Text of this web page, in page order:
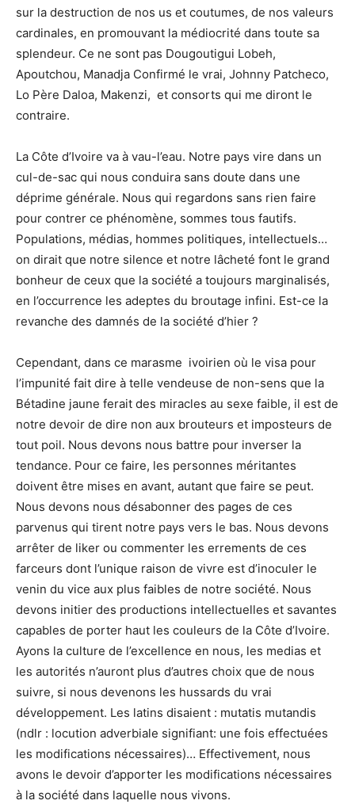
sur la destruction de nos us et coutumes, de nos valeurs
cardinales, en promouvant la médiocrité dans toute sa
splendeur. Ce ne sont pas Dougoutigui Lobeh,
Apoutchou, Manadja Confirmé le vrai, Johnny Patcheco,
Lo Père Daloa, Makenzi, et consorts qui me diront le
contraire.
La Côte d’Ivoire va à vau-l’eau. Notre pays vire dans un
cul-de-sac qui nous conduira sans doute dans une
déprime générale. Nous qui regardons sans rien faire
pour contrer ce phénomène, sommes tous fautifs.
Populations, médias, hommes politiques, intellectuels…
on dirait que notre silence et notre lâcheté font le grand
bonheur de ceux que la société a toujours marginalisés,
en l’occurrence les adeptes du broutage infini. Est-ce la
revanche des damnés de la société d’hier ?
Cependant, dans ce marasme ivoirien où le visa pour
l’impunité fait dire à telle vendeuse de non-sens que la
Bétadine jaune ferait des miracles au sexe faible, il est de
notre devoir de dire non aux brouteurs et imposteurs de
tout poil. Nous devons nous battre pour inverser la
tendance. Pour ce faire, les personnes méritantes
doivent être mises en avant, autant que faire se peut.
Nous devons nous désabonner des pages de ces
parvenus qui tirent notre pays vers le bas. Nous devons
arrêter de liker ou commenter les errements de ces
farceurs dont l’unique raison de vivre est d’inoculer le
venin du vice aux plus faibles de notre société. Nous
devons initier des productions intellectuelles et savantes
capables de porter haut les couleurs de la Côte d’Ivoire.
Ayons la culture de l’excellence en nous, les medias et
les autorités n’auront plus d’autres choix que de nous
suivre, si nous devenons les hussards du vrai
développement. Les latins disaient : mutatis mutandis
(ndlr : locution adverbiale signifiant: une fois effectuées
les modifications nécessaires)… Effectivement, nous
avons le devoir d’apporter les modifications nécessaires
à la société dans laquelle nous vivons.